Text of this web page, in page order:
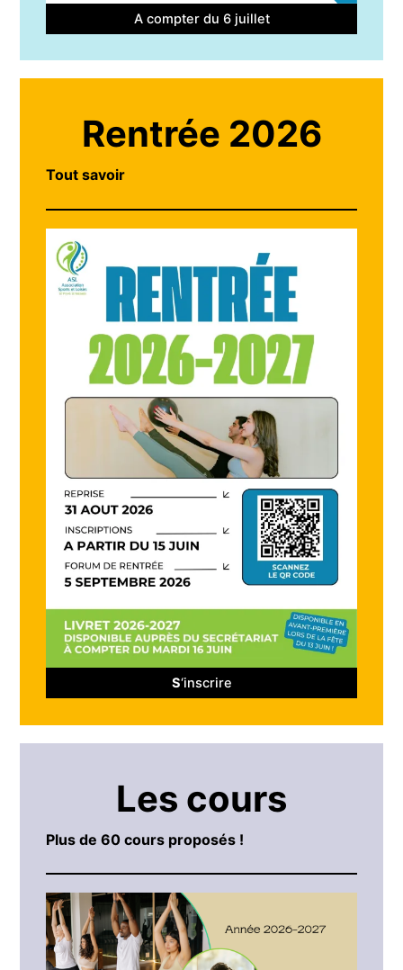
A compter du 6 juillet
Rentrée 2026
Tout savoir
S‘inscrire
Les cours
Plus de 60 cours proposés !